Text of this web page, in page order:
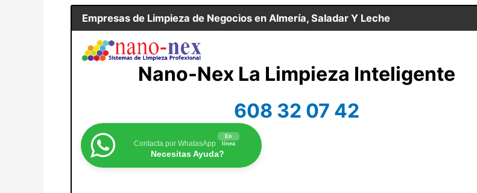
Empresas de Limpieza de Negocios en Almería, Saladar Y Leche
Nano-Nex La Limpieza Inteligente
608 32 07 42
Contacta por WhatasApp
En
línea
Necesitas Ayuda?